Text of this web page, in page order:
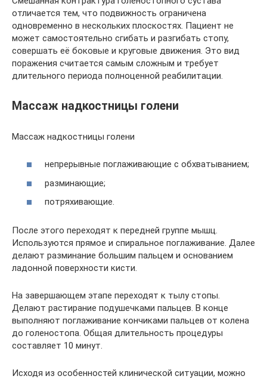
отличается тем, что подвижность ограничена
одновременно в нескольких плоскостях. Пациент не
может самостоятельно сгибать и разгибать стопу,
совершать её боковые и круговые движения. Это вид
поражения считается самым сложным и требует
длительного периода полноценной реабилитации.
Массаж надкостницы голени
Массаж надкостницы голени
непрерывные поглаживающие с обхватыванием;
разминающие;
потряхивающие.
После этого переходят к передней группе мышц.
Используются прямое и спиральное поглаживание. Далее
делают разминание большим пальцем и основанием
ладонной поверхности кисти.
На завершающем этапе переходят к тылу стопы.
Делают растирание подушечками пальцев. В конце
выполняют поглаживание кончиками пальцев от колена
до голеностопа. Общая длительность процедуры
составляет 10 минут.
Исходя из особенностей клинической ситуации, можно